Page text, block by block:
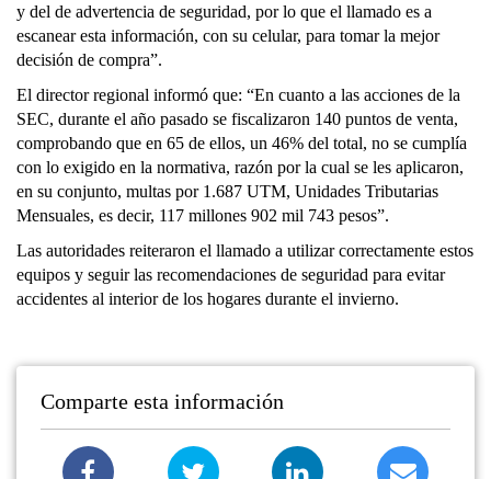
y del de advertencia de seguridad, por lo que el llamado es a
escanear esta información, con su celular, para tomar la mejor
decisión de compra”.
El director regional informó que: “En cuanto a las acciones de la
SEC, durante el año pasado se fiscalizaron 140 puntos de venta,
comprobando que en 65 de ellos, un 46% del total, no se cumplía
con lo exigido en la normativa, razón por la cual se les aplicaron,
en su conjunto, multas por 1.687 UTM, Unidades Tributarias
Mensuales, es decir, 117 millones 902 mil 743 pesos”.
Las autoridades reiteraron el llamado a utilizar correctamente estos
equipos y seguir las recomendaciones de seguridad para evitar
accidentes al interior de los hogares durante el invierno.
Comparte esta información